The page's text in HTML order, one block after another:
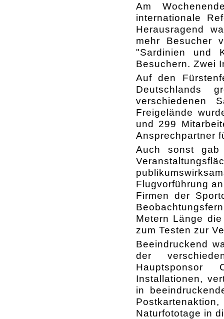
Am
internationale
Herausragend
mehr Besucher
"Sardinien und
Besuchern. Zwei
Auf den
Deutschlands
verschiedenen
Freigelände
und 299
Ansprechpartner
Auch sonst
Flugvorführung
Firmen der
Metern Länge
zum Testen zur
Beeindruckend
der
Installationen,
in
Naturfototage in